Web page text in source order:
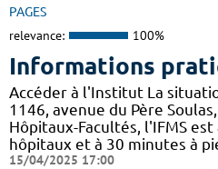
PAGES
relevance: 100%
Informations
Accéder à l'Institut La
1146, avenue du Père
Hôpitaux-Facultés, l'IFMS
hôpitaux et à 30 minutes à
15/04/2025 17:00